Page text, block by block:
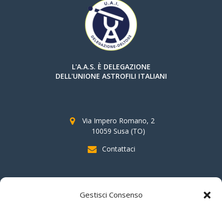
Gestisci Consenso
L'A.A.S. È DELEGAZIONE
DELL'UNIONE ASTROFILI ITALIANI
Via Impero Romano, 2
10059 Susa (TO)
Contattaci
SOSTIENI AAS